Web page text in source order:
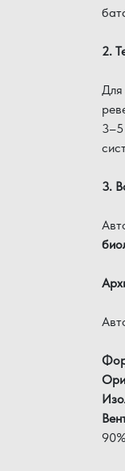
2.
3–5
3.